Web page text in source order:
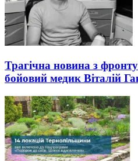
Трагічна новина з
бойовий медик Віталій